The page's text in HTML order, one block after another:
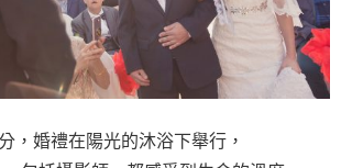
，婚禮在陽光的沐浴下舉行，